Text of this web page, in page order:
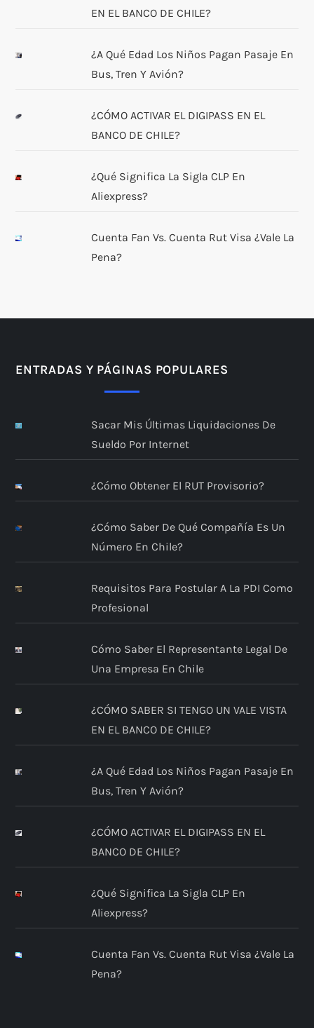
EN EL BANCO DE CHILE?
¿A Qué Edad Los Niños Pagan Pasaje En
Bus, Tren Y Avión?
¿CÓMO ACTIVAR EL DIGIPASS EN EL
BANCO DE CHILE?
¿Qué Significa La Sigla CLP En
Aliexpress?
Cuenta Fan Vs. Cuenta Rut Visa ¿Vale La
Pena?
ENTRADAS Y PÁGINAS POPULARES
Sacar Mis Últimas Liquidaciones De
Sueldo Por Internet
¿Cómo Obtener El RUT Provisorio?
¿Cómo Saber De Qué Compañía Es Un
Número En Chile?
Requisitos Para Postular A La PDI Como
Profesional
Cómo Saber El Representante Legal De
Una Empresa En Chile
¿CÓMO SABER SI TENGO UN VALE VISTA
EN EL BANCO DE CHILE?
¿A Qué Edad Los Niños Pagan Pasaje En
Bus, Tren Y Avión?
¿CÓMO ACTIVAR EL DIGIPASS EN EL
BANCO DE CHILE?
¿Qué Significa La Sigla CLP En
Aliexpress?
Cuenta Fan Vs. Cuenta Rut Visa ¿Vale La
Pena?